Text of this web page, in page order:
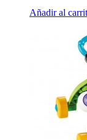
Añadir al